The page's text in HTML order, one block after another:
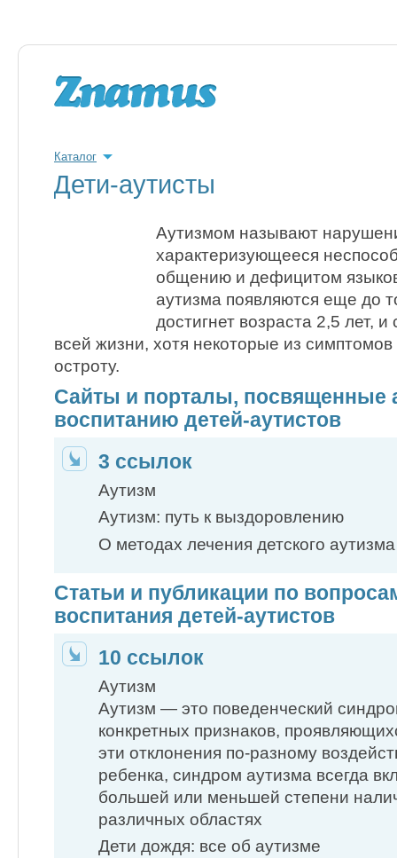
Каталог
Дети-аутисты
Аутизмом назы­вают
характеризующееся
общению и дефицитом
аутизма появляются еще до
достигнет возраста 2,5 лет,
всей жизни, хотя некоторые из симптомов
остроту.
Сайты и порталы, посвященные
воспитанию детей-аутистов
3 ссылок
Аутизм
Аутизм: путь к выздоровлению
О методах лечения детского аутизма
Статьи и публикации по
воспитания детей-аутистов
10 ссылок
Аутизм
Аутизм — это поведенческий
конкретных признаков,
эти отклонения по-разному
ребенка, синдром аутизма всегда
большей или меньшей степени
различных областях
Дети дождя: все об аутизме